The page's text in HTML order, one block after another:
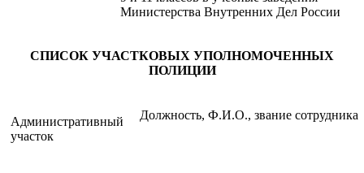
Министерства Внутренних Дел России
СПИСОК УЧАСТКОВЫХ УПОЛНОМОЧЕННЫХ
ПОЛИЦИИ
Административный
участок
Должность, Ф.И.О., звание сотрудника